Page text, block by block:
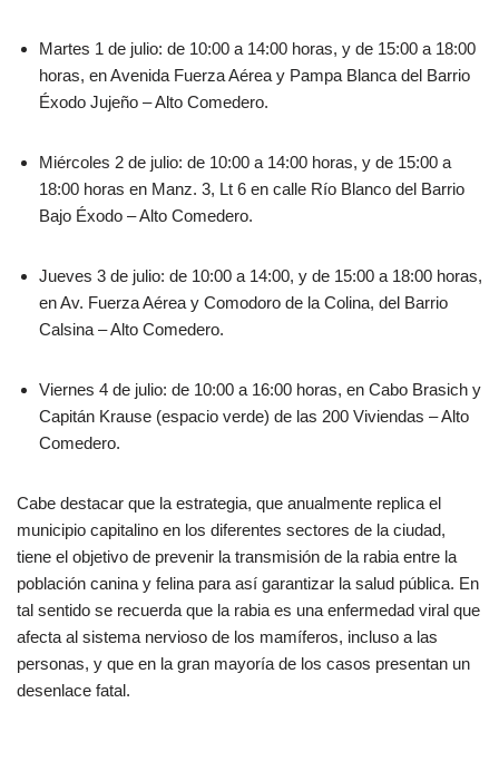
Martes 1 de julio: de 10:00 a 14:00 horas, y de 15:00 a 18:00
horas, en Avenida Fuerza Aérea y Pampa Blanca del Barrio
Éxodo Jujeño – Alto Comedero.
Miércoles 2 de julio: de 10:00 a 14:00 horas, y de 15:00 a
18:00 horas en Manz. 3, Lt 6 en calle Río Blanco del Barrio
Bajo Éxodo – Alto Comedero.
Jueves 3 de julio: de 10:00 a 14:00, y de 15:00 a 18:00 horas,
en Av. Fuerza Aérea y Comodoro de la Colina, del Barrio
Calsina – Alto Comedero.
Viernes 4 de julio: de 10:00 a 16:00 horas, en Cabo Brasich y
Capitán Krause (espacio verde) de las 200 Viviendas – Alto
Comedero.
Cabe destacar que la estrategia, que anualmente replica el
municipio capitalino en los diferentes sectores de la ciudad,
tiene el objetivo de prevenir la transmisión de la rabia entre la
población canina y felina para así garantizar la salud pública. En
tal sentido se recuerda que la rabia es una enfermedad viral que
afecta al sistema nervioso de los mamíferos, incluso a las
personas, y que en la gran mayoría de los casos presentan un
desenlace fatal.